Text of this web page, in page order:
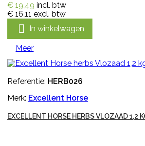
€ 19,49 incl. btw
€ 16,11 excl. btw
 In winkelwagen
Meer
Referentie: HERB026
Merk: Excellent Horse
EXCELLENT HORSE HERBS VLOZAAD 1,2